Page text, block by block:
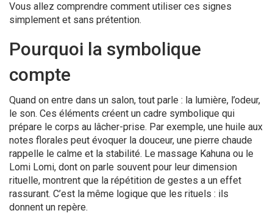
Vous allez comprendre comment utiliser ces signes
simplement et sans prétention.
Pourquoi la symbolique
compte
Quand on entre dans un salon, tout parle : la lumière, l’odeur,
le son. Ces éléments créent un cadre symbolique qui
prépare le corps au lâcher-prise. Par exemple, une huile aux
notes florales peut évoquer la douceur, une pierre chaude
rappelle le calme et la stabilité. Le massage Kahuna ou le
Lomi Lomi, dont on parle souvent pour leur dimension
rituelle, montrent que la répétition de gestes a un effet
rassurant. C’est la même logique que les rituels : ils
donnent un repère.